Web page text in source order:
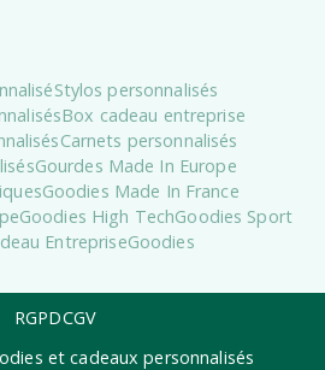
Stylos personnalisés
Box cadeau entreprise
Carnets personnalisés
Gourdes Made In Europe
Goodies Made In France
Goodies High TechGoodies Sport
EntrepriseGoodies
RGPDCGV
et cadeaux personnalisés